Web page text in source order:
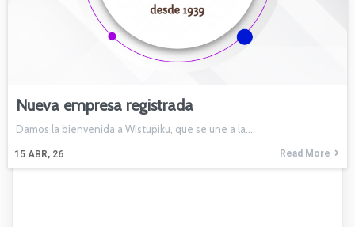
Nueva empresa registrada
15 ABR, 26
Damos la bienvenida a Wistupiku, que se une a la…
Read More